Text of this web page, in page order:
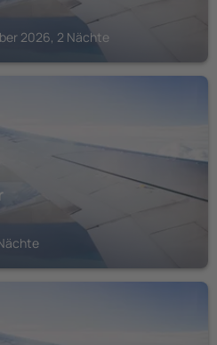
2026, 2 Nächte